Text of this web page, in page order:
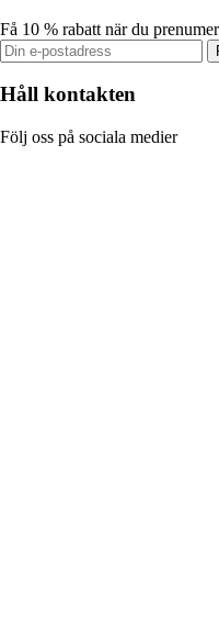
Få 10 % rabatt när du
Håll kontakten
Följ oss på sociala medier